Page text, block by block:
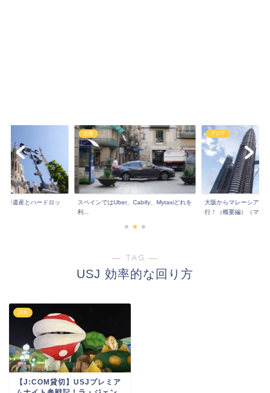
界遺産とハードロッ
交通
スペインではUber、Cabify、Mytaxiどれを
利...
アジア
大阪からマレーシア！
行！（概要編）（マレ...
― TAG ―
USJ 効率的な回り方
日本
【J:COM貸切】USJプレミア